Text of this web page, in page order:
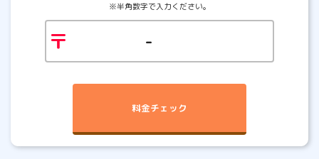
※半角数字で入力ください。
〒 -
料金チェック